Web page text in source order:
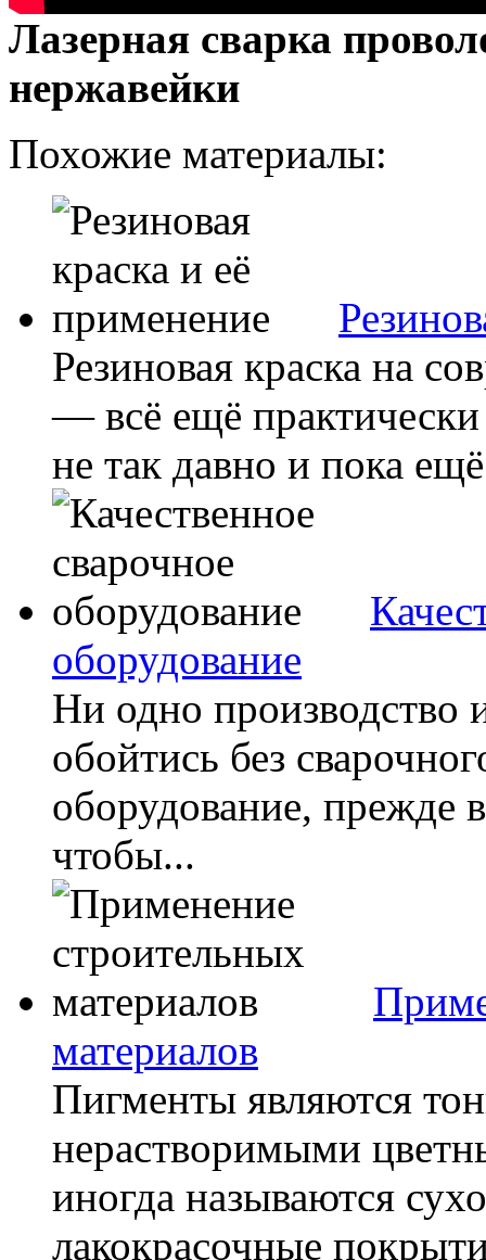
Лазерная сварка
нержавейки
Похожие материалы:
Резиновая краска на
— всё ещё практически
не так давно и пока
оборудование
Ни одно производство
обойтись без
оборудование, прежде
чтобы...
материалов
Пигменты являются
нерастворимыми
иногда называются
лакокрасочные